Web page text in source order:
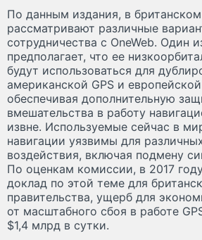
По данным издания, в
рассматривают различные
сотрудничества с OneWeb. Один
предполагает, что ее
будут использоваться для
американской GPS и
обеспечивая дополнительную
вмешательства в работу
извне. Используемые сейчас в
навигации уязвимы для
воздействия, включая подмену
По оценкам комиссии, в 2017
доклад по этой теме для
правительства, ущерб для
от масштабного сбоя в работе
$1,4 млрд в сутки.